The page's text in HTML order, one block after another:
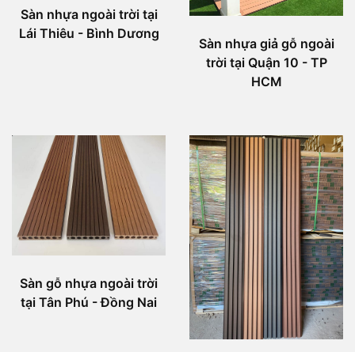
Sàn nhựa ngoài trời tại
Lái Thiêu - Bình Dương
Sàn nhựa giả gỗ ngoài
trời tại Quận 10 - TP
HCM
Sàn gỗ nhựa ngoài trời
tại Tân Phú - Đồng Nai